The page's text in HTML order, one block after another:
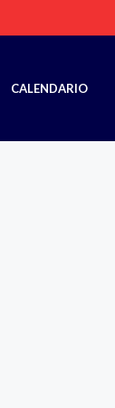
CALENDARIO